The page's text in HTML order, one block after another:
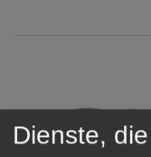
Dienste,